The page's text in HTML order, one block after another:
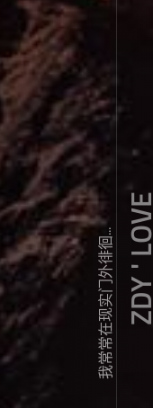
我常常在现实门外徘徊...ZDY ' LOVE